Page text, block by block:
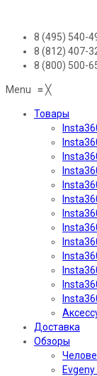
8 (495) 540-
8 (812) 407-
8 (800) 500-
Menu ≡╳
Товары
Доставка
Обзоры